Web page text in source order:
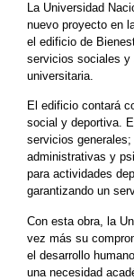
La Universidad
nuevo proyecto en
el edificio de
servicios sociales y
universitaria.
El edificio contará
social y deportiva.
servicios
administrativas y
para actividades
garantizando un
Con esta obra, la
vez más su
el desarrollo
una necesidad